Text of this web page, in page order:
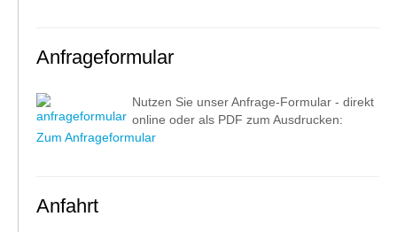
Anfrageformular
Nutzen Sie unser Anfrage-Formular - direkt
online oder als PDF zum Ausdrucken:
Zum Anfrageformular
Anfahrt